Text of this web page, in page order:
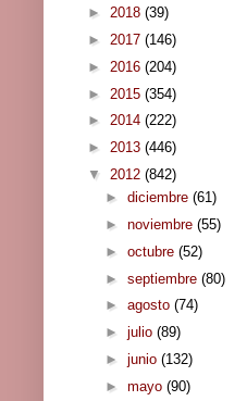
► 2018 (39)
► 2017 (146)
► 2016 (204)
► 2015 (354)
► 2014 (222)
► 2013 (446)
▼ 2012 (842)
► diciembre (61)
► noviembre (55)
► octubre (52)
► septiembre (80)
► agosto (74)
► julio (89)
► junio (132)
► mayo (90)